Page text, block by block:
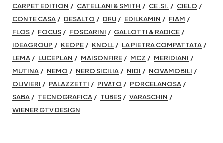
CARPET EDITION
CATELLANI & SMITH CE.SI.
CIELO
CONTE CASA
DESALTO DRU EDILKAMIN
FIAM
FLOS
FOCUS FOSCARINI
GALLOTTI & RADICE
IDEAGROUP
KEOPE KNOLL
LA PIETRA COMPATTATA
LEMA
LUCEPLAN MAISONFIRE MCZ
MERIDIANI
MUTINA
NEMO NERO SICILIA NIDI
NOVAMOBILI
OLIVIERI
PALAZZETTI PIVATO
PORCELANOSA
SABA
TECNOGRAFICA TUBES
VARASCHIN
WIENER GTV DESIGN